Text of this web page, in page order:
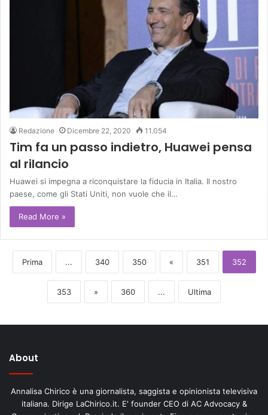
Redazione Dicembre 22, 2020 11.054
Tim fa un passo indietro, Huawei pensa
al rilancio
Huawei si impegna a riconquistare la fiducia in Italia. Il nostro
paese, come gli Stati Uniti, non vuole che il…
Read More »
Prima ... 340 350 « 351 352
353 » 360 ... Ultima
About
Annalisa Chirico è una giornalista, saggista e opinionista televisiva
italiana. Dirige LaChirico.it. E' founder CEO di AC Advocacy &